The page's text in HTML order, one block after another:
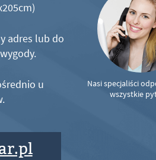
adres lub do
u
Nasi specjaliści
wszystkie